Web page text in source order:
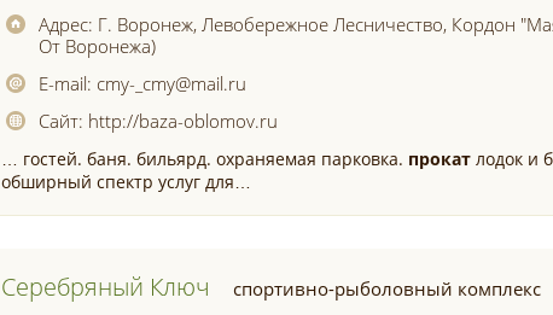
Адрес: Г. Воронеж, Левобережное Лесничество, Кордон
От Воронежа)
E-mail: cmy-_cmy@mail.ru
Сайт: http://baza-oblomov.ru
… гостей. баня. бильярд. охраняемая парковка. прокат лодок и
обширный спектр услуг для…
Серебряный Ключ
спортивно-рыболовный комплекс